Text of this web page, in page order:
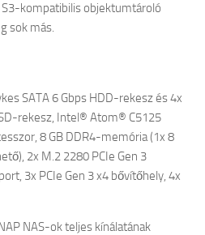
kompatibilis objektumtároló
sok más.
SATA 6 Gbps HDD-rekesz és 4x
rekesz, Intel® Atom® C5125
8 GB DDR4-memória (1x 8
2x M.2 2280 PCIe Gen 3
3x PCIe Gen 3 x4 bővítőhely, 4x
NAS-ok teljes kínálatának